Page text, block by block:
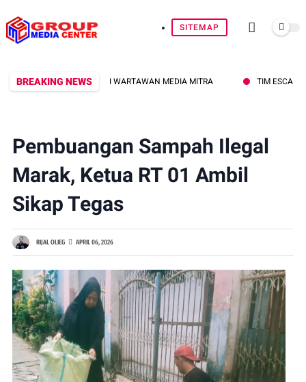
SITEMAP
BREAKING NEWS
DEDIKASI WARTAWAN MEDIA MITRA TIM ESCAPE
Pembuangan Sampah Ilegal
Marak, Ketua RT 01 Ambil
Sikap Tegas
RIJAL OLIEG APRIL 06, 2026